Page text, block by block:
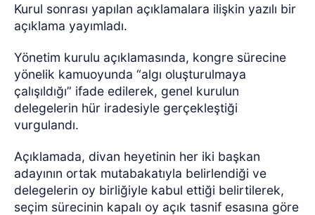
Kurul sonrası yapılan açıklamalara ilişkin yazılı bir
açıklama yayımladı.
Yönetim kurulu açıklamasında, kongre sürecine
yönelik kamuoyunda “algı oluşturulmaya
çalışıldığı” ifade edilerek, genel kurulun
delegelerin hür iradesiyle gerçekleştiği
vurgulandı.
Açıklamada, divan heyetinin her iki başkan
adayının ortak mutabakatıyla belirlendiği ve
delegelerin oy birliğiyle kabul ettiği belirtilerek,
seçim sürecinin kapalı oy açık tasnif esasına göre